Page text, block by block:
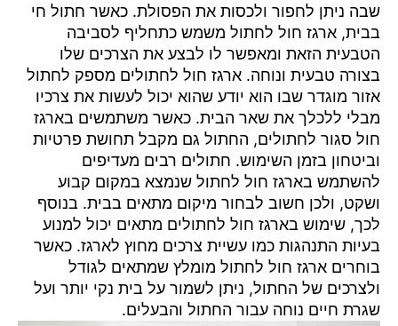
שבה ניתן לחפור ולכסות את הפסולת. כאשר חתול חי
בבית, ארגז חול לחתול משמש כתחליף לסביבה
הטבעית הזאת ומאפשר לו לבצע את הצרכים שלו
בצורה טבעית ונוחה. ארגז חול לחתולים מספק לחתול
אזור מוגדר שבו הוא יודע שהוא יכול לעשות את צרכיו
מבלי ללכלך את שאר הבית. כאשר משתמשים בארגז
חול סגור לחתולים, החתול גם מקבל תחושת פרטיות
וביטחון בזמן השימוש. חתולים רבים מעדיפים
להשתמש בארגז חול לחתול שנמצא במקום קבוע
ושקט, ולכן חשוב לבחור מיקום מתאים בבית. בנוסף
לכך, שימוש בארגז חול לחתולים מתאים יכול למנוע
בעיות התנהגות כמו עשיית צרכים מחוץ לארגז. כאשר
בוחרים ארגז חול לחתול מומלץ שמתאים לגודל
ולצרכים של החתול, ניתן לשמור על בית נקי יותר ועל
שגרת חיים נוחה עבור החתול והבעלים.